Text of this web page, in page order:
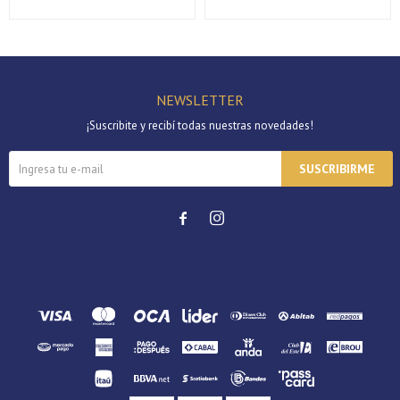
NEWSLETTER
¡Suscribite y recibí todas nuestras novedades!
SUSCRIBIRME
 